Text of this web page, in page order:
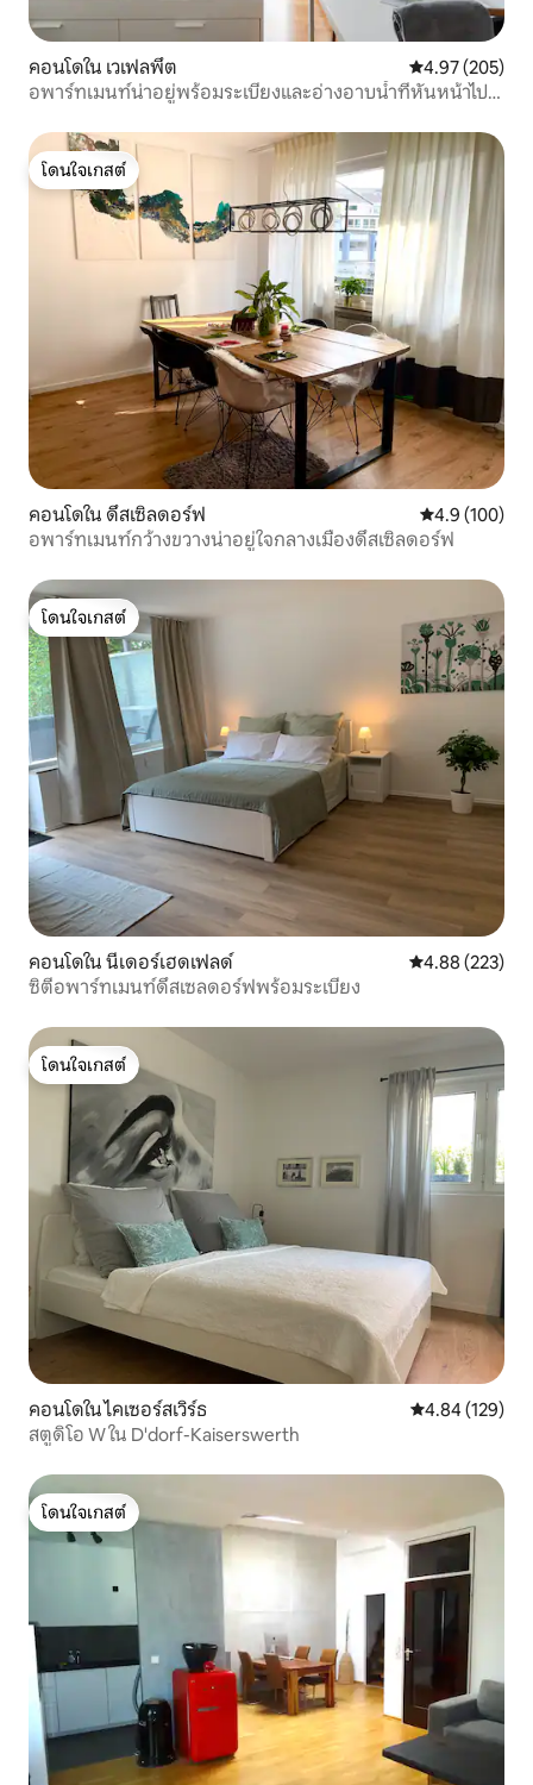
คอนโดใน เวเฟลพึต คะแนนเฉลี่ย
4.97 (205)
อพาร์ทเมนท์น่าอยู่พร้อมระเบียงและอ่างอาบน้ำที่หันหน้าไป
โดนใจเกสต์
โดนใจเกสต์
คอนโดใน ดึสเซิลดอร์ฟ คะแนนเฉลี่ย
4.9 (100)
อพาร์ทเมนท์กว้างขวางน่าอยู่ใจกลางเมืองดึสเซิลดอร์ฟ
โดนใจเกสต์
โดนใจเกสต์
คอนโดใน นีเดอร์เฮดเฟลด์ คะแนนเฉลี่ย
4.88 (223)
ซิตี้อพาร์ทเมนท์ดึสเซลดอร์ฟพร้อมระเบียง
โดนใจเกสต์
โดนใจเกสต์
คอนโดใน ไคเซอร์สเวิร์ธ คะแนนเฉลี่ย
4.84 (129)
สตูดิโอ W ใน D'dorf-Kaiserswerth
โดนใจเกสต์
โดนใจเกสต์